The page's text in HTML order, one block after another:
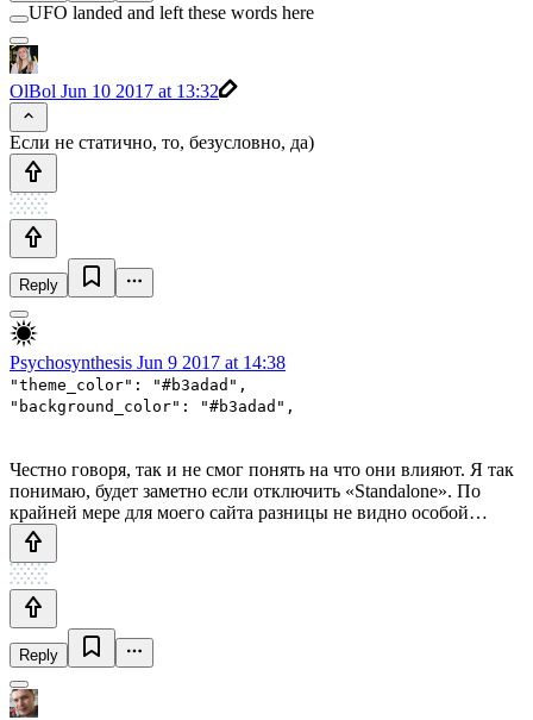
UFO landed and left these words here
OlBol Jun 10 2017 at 13:32
Если не статично, то, безусловно, да)
Reply
Psychosynthesis Jun 9 2017 at 14:38
"theme_color": "#b3adad",
"background_color": "#b3adad",
Честно говоря, так и не смог понять на что они влияют. Я так
понимаю, будет заметно если отключить «Standalone». По
крайней мере для моего сайта разницы не видно особой…
Reply